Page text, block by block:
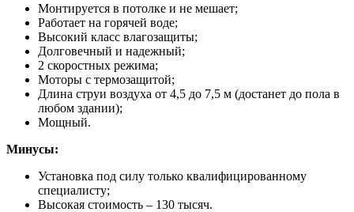
Монтируется в потолке и не мешает;
Работает на горячей воде;
Высокий класс влагозащиты;
Долговечный и надежный;
2 скоростных режима;
Моторы с термозащитой;
Длина струи воздуха от 4,5 до 7,5 м (достанет до пола в
любом здании);
Мощный.
Минусы:
Установка под силу только квалифицированному
специалисту;
Высокая стоимость – 130 тысяч.